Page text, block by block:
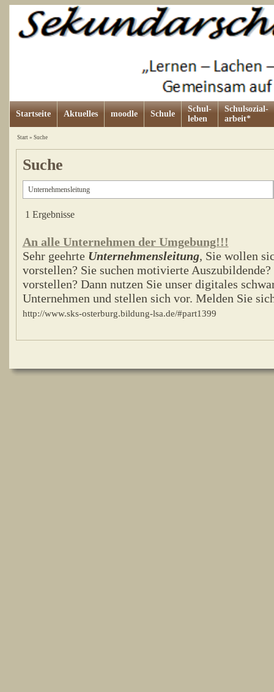
Startseite Aktuelles moodle Schule
Schul-
leben
Schulsozial-
arbeit*
Start» Suche
Suche
1 Ergebnisse
An alle Unternehmen der Umgebung!!!
Sehr geehrte Unternehmensleitung, Sie wollen
vorstellen? Sie suchen motivierte
vorstellen? Dann nutzen Sie unser digitales
Unternehmen und stellen sich vor. Melden Sie
http://www.sks-osterburg.bildung-lsa.de/#part1399